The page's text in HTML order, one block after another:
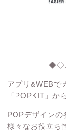
◆◇
アプリ&WEBで
「POPKIT」か
POPデザインの
様々なお役立ち